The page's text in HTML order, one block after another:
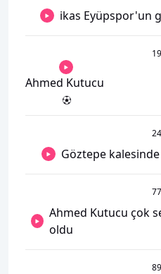
ikas Eyüpspor'un
19
Ahmed Kutucu
24
Göztepe
77
Ahmed Kutucu çok
oldu
89